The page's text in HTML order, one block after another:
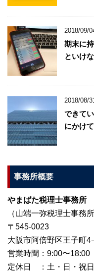
2018/09/
期末に
といけ
2018/08/
できて
にかけ
事務所概要
やまばた税理士事務所
（山端一弥税理士事務所
〒545-0023
大阪市阿倍野区王子町
営業時間：9:00〜18:00
定休日 ：土・日・祝日